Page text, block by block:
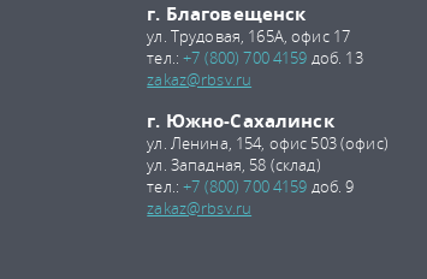
г. Благовещенск
ул. Трудовая, 165А, офис 17
тел.:+7 (800) 700 4159 доб. 13
zakaz@rbsv.ru
г. Южно-Сахалинск
ул. Ленина, 154, офис 503 (офис)
ул. Западная, 58 (склад)
тел.:+7 (800) 700 4159 доб. 9
zakaz@rbsv.ru